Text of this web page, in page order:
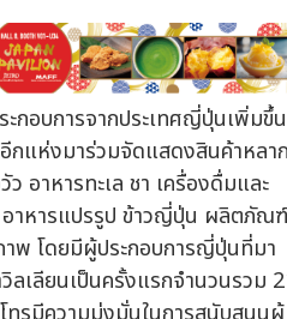
กอบการจากประเทศญี่ปุ่นเพิ่มขึ้น
กแห่งมาร่วมจัดแสดงสินค้าหลา
ว อาหารทะเล ชา เครื่องดื่มและ
าหารแปรรูป ข้าวญี่ปุ่น ผลิตภัณฑ์
าพ โดยมีผู้ประกอบการญี่ปุ่นที่มา
ลเลียนเป็นครั้งแรกจำนวนรวม